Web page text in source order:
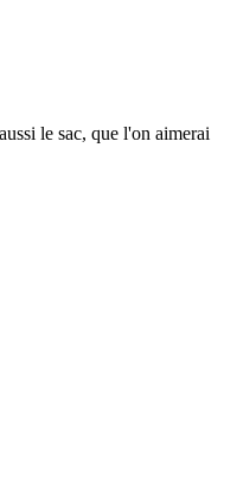
le sac, que l'on aimerai